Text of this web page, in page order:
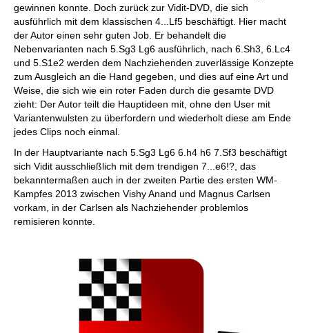
gewinnen konnte. Doch zurück zur Vidit-DVD, die sich
ausführlich mit dem klassischen 4...Lf5 beschäftigt. Hier macht
der Autor einen sehr guten Job. Er behandelt die
Nebenvarianten nach 5.Sg3 Lg6 ausführlich, nach 6.Sh3, 6.Lc4
und 5.S1e2 werden dem Nachziehenden zuverlässige Konzepte
zum Ausgleich an die Hand gegeben, und dies auf eine Art und
Weise, die sich wie ein roter Faden durch die gesamte DVD
zieht: Der Autor teilt die Hauptideen mit, ohne den User mit
Variantenwulsten zu überfordern und wiederholt diese am Ende
jedes Clips noch einmal.
In der Hauptvariante nach 5.Sg3 Lg6 6.h4 h6 7.Sf3 beschäftigt
sich Vidit ausschließlich mit dem trendigen 7...e6!?, das
bekanntermaßen auch in der zweiten Partie des ersten WM-
Kampfes 2013 zwischen Vishy Anand und Magnus Carlsen
vorkam, in der Carlsen als Nachziehender problemlos
remisieren konnte.